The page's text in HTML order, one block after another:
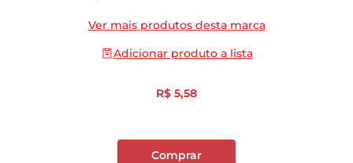
Ver mais produtos desta marca
Adicionar produto a lista
R$ 5,58
Comprar